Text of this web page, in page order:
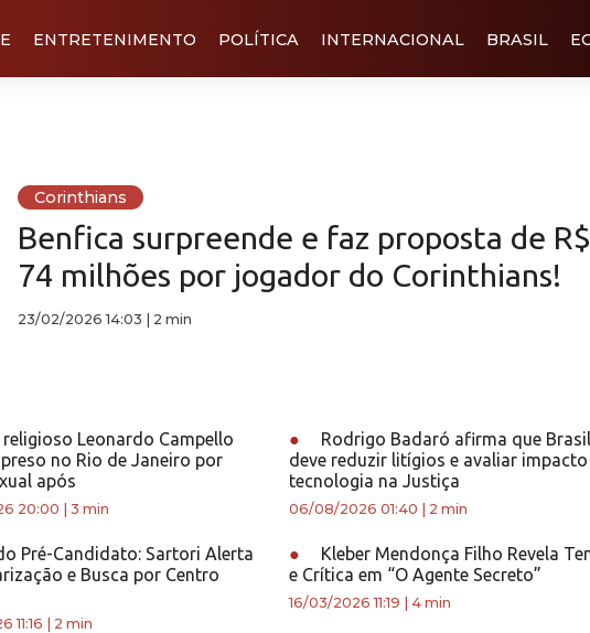
ENTRETENIMENTO POLÍTICA INTERNACIONAL BRASIL
Corinthians
Benfica surpreende e faz proposta de R$
74 milhões por jogador do Corinthians!
23/02/2026 14:03 2 min
religioso Leonardo Campello
no Rio de Janeiro por
após
20:00 3 min
●
Rodrigo Badaró afirma que Brasil
deve reduzir litígios e avaliar
tecnologia na Justiça
06/08/2026 01:40 2 min
Pré-Candidato: Sartori Alerta
e Busca por Centro
11:16 2 min
●
Kleber Mendonça Filho Revela
e Crítica em “O Agente Secreto”
16/03/2026 11:19 4 min